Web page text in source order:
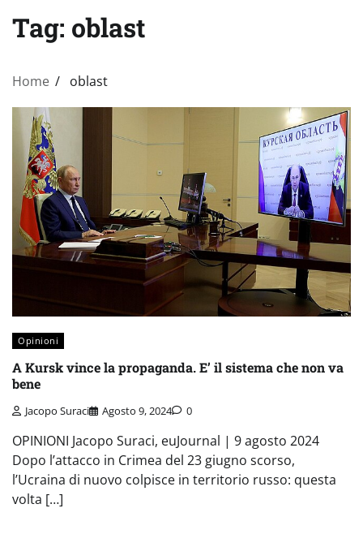
Tag: oblast
Home oblast
Opinioni
A Kursk vince la propaganda. E’ il sistema che non va
bene
Jacopo Suraci Agosto 9, 2024 0
OPINIONI Jacopo Suraci, euJournal | 9 agosto 2024
Dopo l’attacco in Crimea del 23 giugno scorso,
l’Ucraina di nuovo colpisce in territorio russo: questa
volta […]